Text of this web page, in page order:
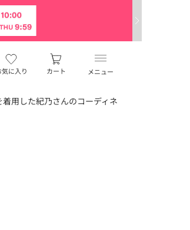
メニュー
気に入り カート
用した紀乃さんのコーディネ